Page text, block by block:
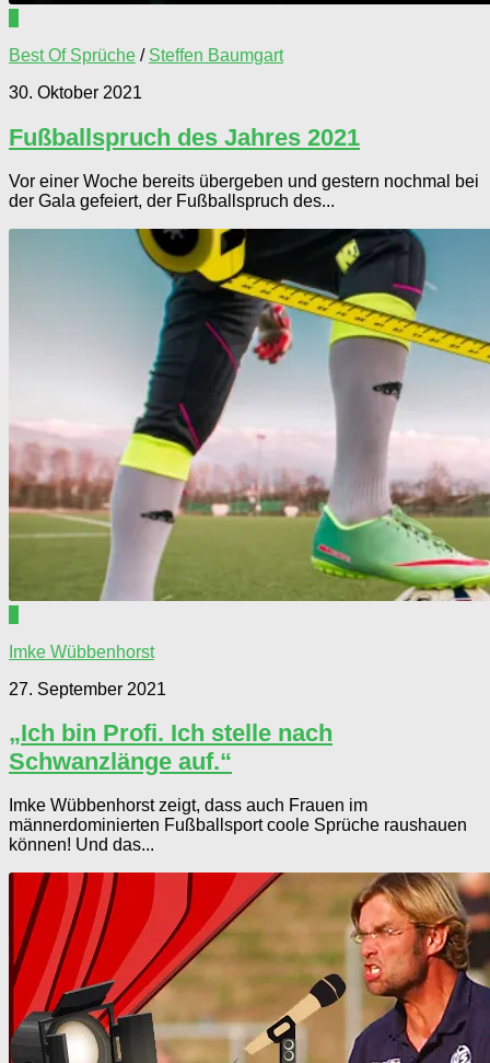
Best Of Sprüche / Steffen Baumgart
30. Oktober 2021
Fußballspruch des Jahres 2021
Vor einer Woche bereits übergeben und gestern nochmal bei
der Gala gefeiert, der Fußballspruch des...
Imke Wübbenhorst
27. September 2021
„Ich bin Profi. Ich stelle nach
Schwanzlänge auf.“
Imke Wübbenhorst zeigt, dass auch Frauen im
männerdominierten Fußballsport coole Sprüche raushauen
können! Und das...